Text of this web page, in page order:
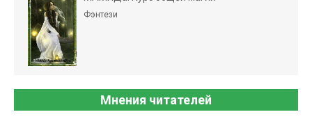
Фэнтези
Мнения читателей